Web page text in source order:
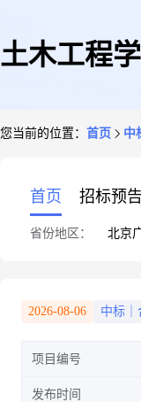
土木工程
您当前的位置： 首页 中
首页 招标预告
省份地区： 北京
2026-08-06 中标｜
项目编号
发布时间